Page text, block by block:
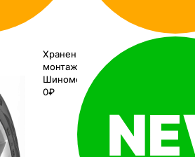
Хранение до
монтажа 0₽
Шиномонтаж
0₽